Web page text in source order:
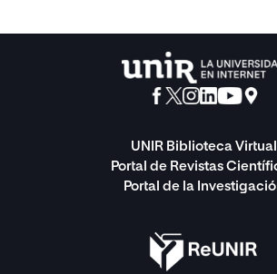
UNIR Biblioteca Virtual
Portal de Revistas
Portal de la